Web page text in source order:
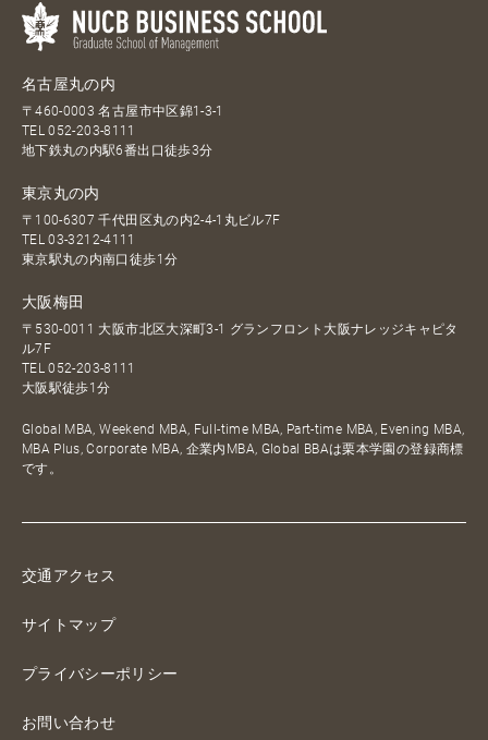
名古屋丸の内
〒460-0003 名古屋市中区錦1-3-1
TEL052-203-8111
地下鉄丸の内駅6番出口徒歩3分
東京丸の内
〒100-6307 千代田区丸の内2-4-1丸ビル7F
TEL03-3212-4111
東京駅丸の内南口徒歩1分
大阪梅田
〒530-0011 大阪市北区大深町3-1 グランフロント大阪ナレッジキャピタ
ル7F
TEL052-203-8111
大阪駅徒歩1分
Global MBA, Weekend MBA, Full-time MBA, Part-time MBA, Evening MBA,
MBA Plus, Corporate MBA, 企業内MBA, Global BBAは栗本学園の登録商標
です。
交通アクセス
サイトマップ
プライバシーポリシー
お問い合わせ